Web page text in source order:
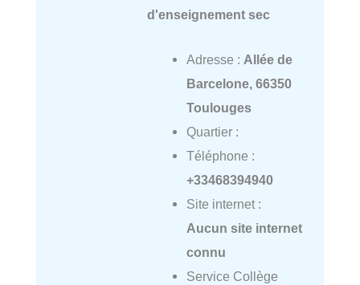
d'enseignement sec
Adresse : Allée de
Barcelone, 66350
Toulouges
Quartier :
Téléphone :
+33468394940
Site internet :
Aucun site internet
connu
Service Collège